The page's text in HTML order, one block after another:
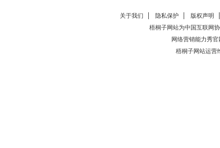
关于我们 隐私保护
版权声明
梧桐子网站为中国互联网
网络营销能力秀官
梧桐子网站运营